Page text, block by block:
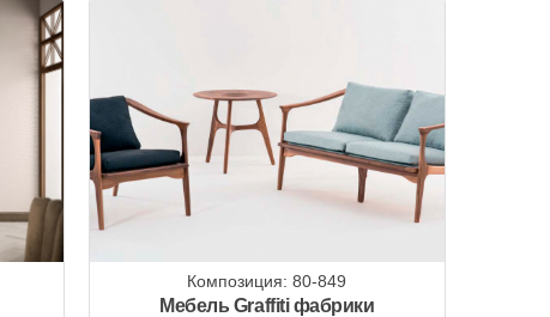
Композиция: 80-849
Мебель Graffiti фабрики